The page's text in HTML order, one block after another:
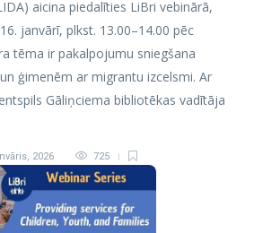
aicina piedalīties LiBri vebinārā,
janvārī, plkst. 13.00–14.00 pēc
tēma ir pakalpojumu sniegšana
ģimenēm ar migrantu izcelsmi. Ar
Gāliņciema bibliotēkas vadītāja
2026 725